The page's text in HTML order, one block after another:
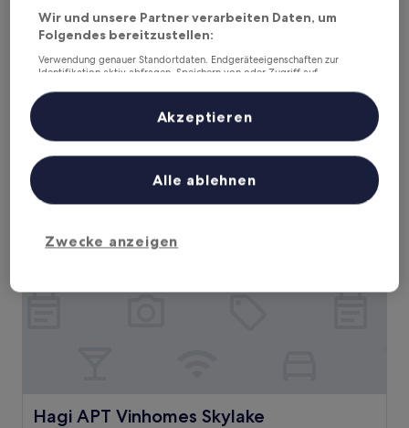
Gloud Hotel
Gloud Hotel
3.5-
Sterne-
Unterkunft
Nam Từ Liêm, 1 km von Keangnam Landmark Tower 72
entfernt
9.0
von
10,
Wunderbar,
(25
9,0/10 Wunderbar (25 Bewertungen)
Preis
beträgt
50 €
inkl. Steuern & Gebühren
7. Aug.–8. Aug.
Hagi APT Vinhomes Skylake
Hagi APT Vinhomes Skylake
Hagi APT Vinhomes Skylake
Wir und unsere Partner verarbeiten Daten, um
Folgendes bereitzustellen:
Verwendung genauer Standortdaten. Endgeräteeigenschaften zur
Identifikation aktiv abfragen. Speichern von oder Zugriff auf
Inhalte, Messung von Werbeleistung und der Performance von Inhalten,
Zielgruppenforschung sowie Entwicklung und Verbesserung von
Liste der Partner (Lieferanten)
Zwecke anzeigen
Alle ablehnen
Akzeptieren